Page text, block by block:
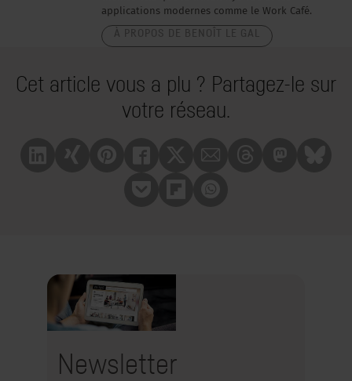
applications modernes comme le Work Café.
Cet article vous a plu ? Partagez-le sur
votre réseau.
Newsletter